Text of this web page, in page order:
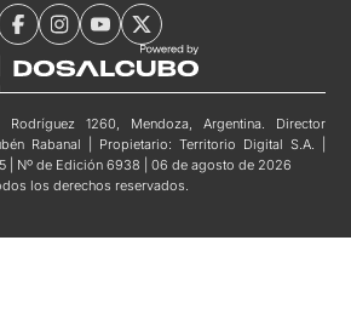
1260, Mendoza, Argentina. Director
Rabanal | Propietario: Territorio Digital S.A. |
| Nº de Edición 6938 | 06 de agosto de 2026
los derechos reservados.